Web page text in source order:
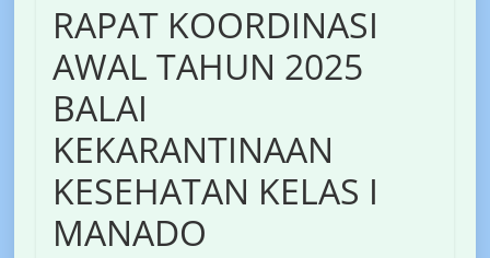
RAPAT KOORDINASI
AWAL TAHUN 2025
BALAI
KEKARANTINAAN
KESEHATAN KELAS I
MANADO